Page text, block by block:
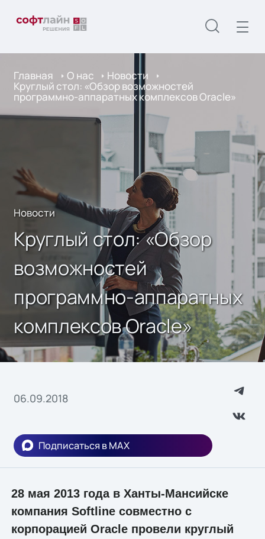
Главная О нас Новости
Круглый стол: «Обзор возможностей
программно-аппаратных комплексов Oracle»
Новости
Круглый стол: «Обзор
возможностей
программно-аппаратных
комплексов Oracle»
06.09.2018
Подписаться в MAX
28 мая 2013 года в Ханты-Мансийске
компания Softline совместно с
корпорацией Oracle провели круглый